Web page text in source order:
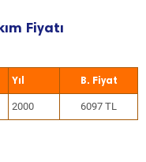
Fiyatı
Yıl
2000 6097 TL